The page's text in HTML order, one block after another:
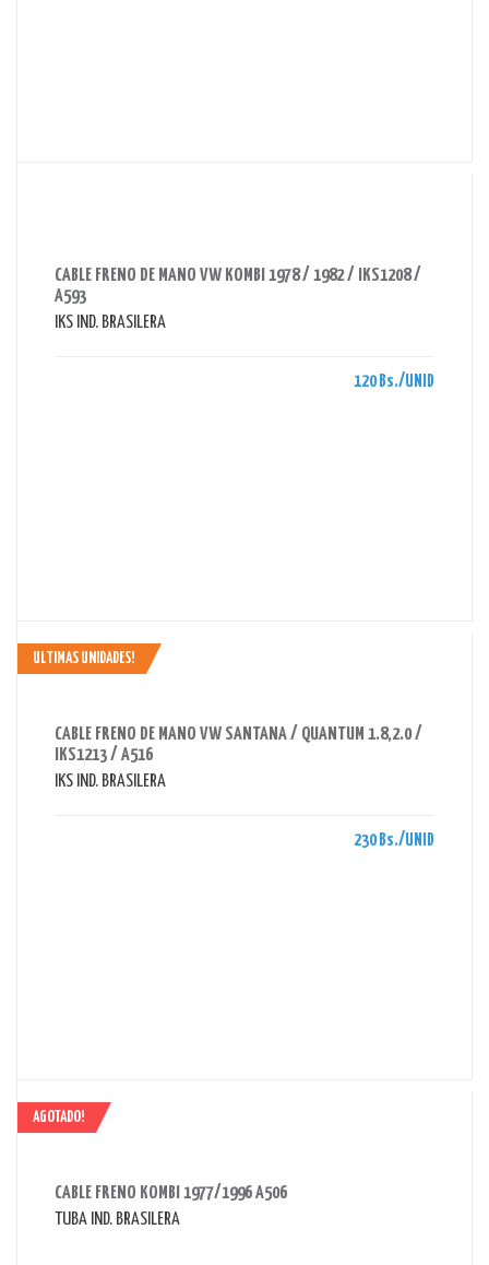
CABLE FRENO DE MANO VW KOMBI 1978 / 1982 / IKS1208 /
A593
IKS IND. BRASILERA
120 Bs./UNID
ULTIMAS UNIDADES!
CABLE FRENO DE MANO VW SANTANA / QUANTUM 1.8,2.0 /
IKS1213 / A516
IKS IND. BRASILERA
230 Bs./UNID
AGOTADO!
CABLE FRENO KOMBI 1977/1996 A506
TUBA IND. BRASILERA